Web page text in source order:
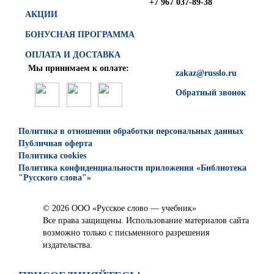
АКЦИИ
БОНУСНАЯ ПРОГРАММА
ОПЛАТА И ДОСТАВКА
+7 967 037-89-38
zakaz@russlo.ru
Обратный звонок
Мы принимаем к оплате:
Политика в отношении обработки персональных данных
Публичная оферта
Политика cookies
Политика конфиденциальности приложения «Библиотека
"Русского слова"»
© 2026 ООО «Русское слово — учебник»
Все права защищены. Использование материалов сайта
возможно только с письменного разрешения
издательства.